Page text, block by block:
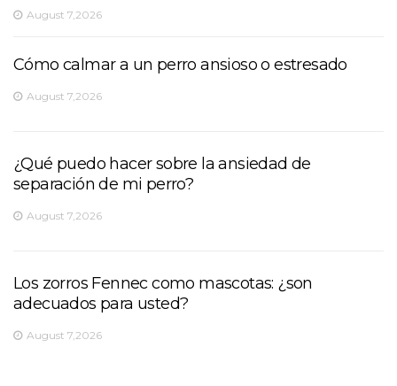
August 7,2026
Cómo calmar a un perro ansioso o estresado
August 7,2026
¿Qué puedo hacer sobre la ansiedad de
separación de mi perro?
August 7,2026
Los zorros Fennec como mascotas: ¿son
adecuados para usted?
August 7,2026